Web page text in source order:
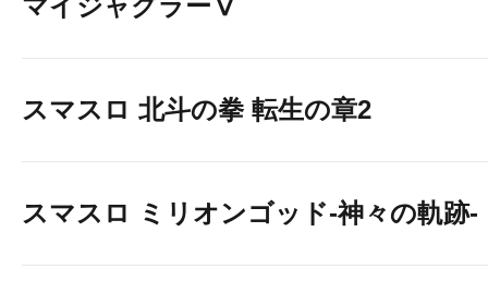
マイジャグラーⅤ
スマスロ 北斗の拳 転生の章2
スマスロ ミリオンゴッド-神々の軌跡-